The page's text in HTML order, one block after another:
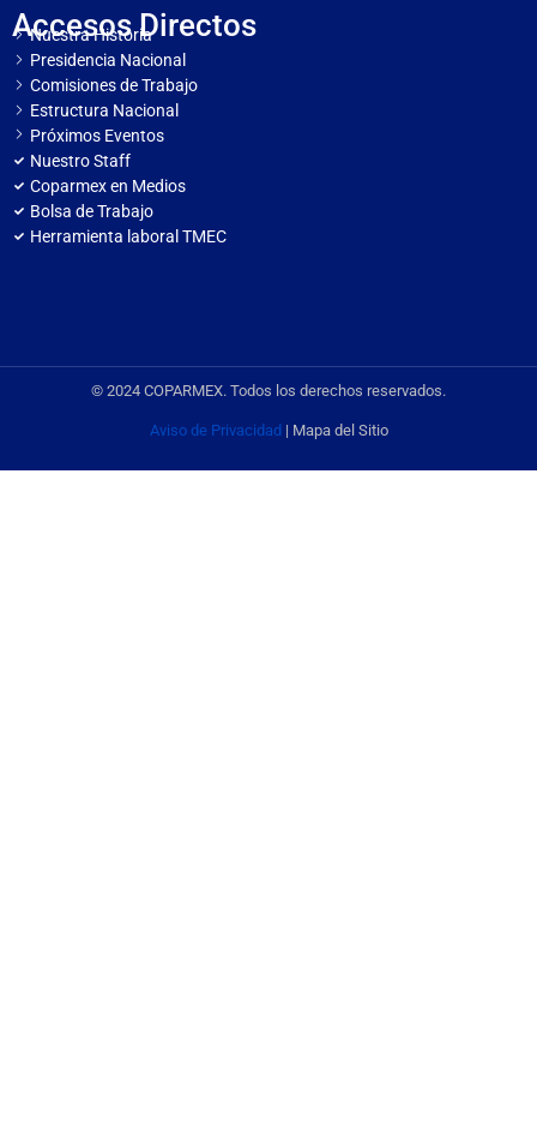
Accesos Directos
Nuestra Historia
Presidencia Nacional
Comisiones de Trabajo
Estructura Nacional
Próximos Eventos
Nuestro Staff
Coparmex en Medios
Bolsa de Trabajo
Herramienta laboral TMEC
© 2024 COPARMEX. Todos los derechos reservados.
Aviso de Privacidad| Mapa del Sitio